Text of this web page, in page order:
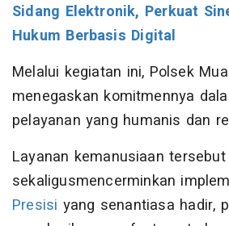
Sidang Elektronik, Perkuat
Hukum Berbasis Digital
Melalui kegiatan ini, Polsek
menegaskan komitmennya
pelayanan yang humanis dan
Layanan kemanusiaan tersebut
sekaligusmencerminkan
Presisi yang senantiasa hadir,